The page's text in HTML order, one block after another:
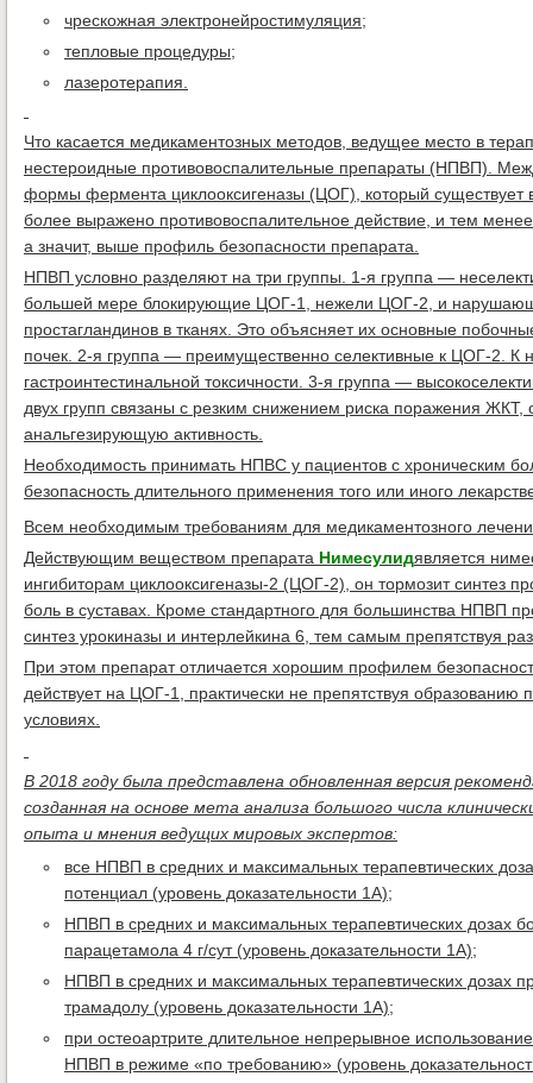
чрескожная электронейростимуляция;
тепловые процедуры;
лазеротерапия.
Что касается медикаментозных методов, ведущее место в
нестероидные противовоспалительные препараты (НПВП).
формы фермента циклооксигеназы (ЦОГ), который
более выражено противовоспалительное действие, и тем
а значит, выше профиль безопасности препарата.
НПВП условно разделяют на три группы. 1-я группа —
большей мере блокирующие ЦОГ-1, нежели ЦОГ-2, и
простагландинов в тканях. Это объясняет их основные
почек. 2-я группа — преимущественно селективные к ЦОГ-2. К
гастроинтестинальной токсичности. 3-я группа —
двух групп связаны с резким снижением риска поражения
анальгезирующую активность.
Необходимость принимать НПВС у пациентов с хроническим
безопасность длительного применения того или иного
Всем необходимым требованиям для медикаментозного
Действующим веществом препарата Нимесулидявляется
ингибиторам циклооксигеназы-2 (ЦОГ-2), он тормозит синтез
боль в суставах. Кроме стандартного для большинства НПВП
синтез урокиназы и интерлейкина 6, тем самым препятствуя
При этом препарат отличается хорошим профилем
действует на ЦОГ-1, практически не препятствуя
условиях.
В 2018 году была представлена обновленная версия
созданная на основе мета анализа большого числа
опыта и мнения ведущих мировых экспертов:
все НПВП в средних и максимальных терапевтических
потенциал (уровень доказательности 1А);
НПВП в средних и максимальных терапевтических дозах
парацетамола 4 г/сут (уровень доказательности 1А);
НПВП в средних и максимальных терапевтических дозах
трамадолу (уровень доказательности 1А);
при остеоартрите длительное непрерывное
НПВП в режиме «по требованию» (уровень